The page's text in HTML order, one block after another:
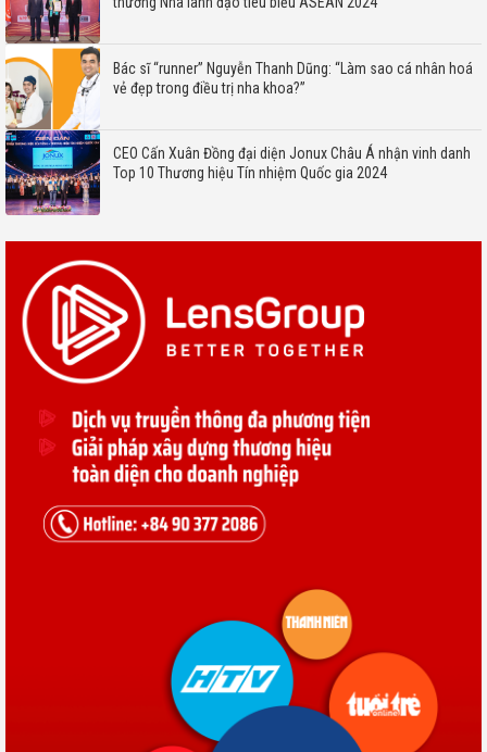
Bác sĩ “runner” Nguyễn Thanh Dũng: “Làm sao cá nhân hoá
vẻ đẹp trong điều trị nha khoa?”
CEO Cấn Xuân Đồng đại diện Jonux Châu Á nhận vinh danh
Top 10 Thương hiệu Tín nhiệm Quốc gia 2024